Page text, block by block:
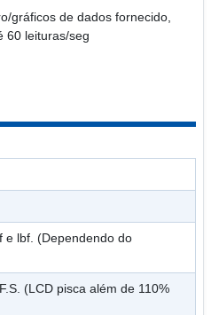
gráficos de dados fornecido,
60 leituras/seg
e lbf. (Dependendo do
(LCD pisca além de 110%